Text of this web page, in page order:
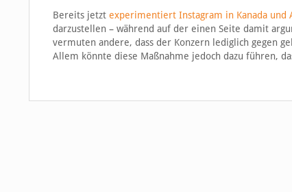
Bereits jetzt experimentiert Instagram in Kanada und
darzustellen – während auf der einen Seite damit
vermuten andere, dass der Konzern lediglich gegen
Allem könnte diese Maßnahme jedoch dazu führen,